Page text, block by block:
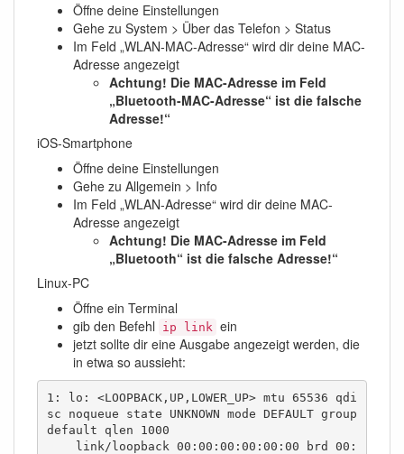
Öffne deine Einstellungen
Gehe zu System > Über das Telefon > Status
Im Feld „WLAN-MAC-Adresse“ wird dir deine MAC-
Adresse angezeigt
Achtung! Die MAC-Adresse im Feld
„Bluetooth-MAC-Adresse“ ist die falsche
Adresse!“
iOS-Smartphone
Öffne deine Einstellungen
Gehe zu Allgemein > Info
Im Feld „WLAN-Adresse“ wird dir deine MAC-
Adresse angezeigt
Achtung! Die MAC-Adresse im Feld
„Bluetooth“ ist die falsche Adresse!“
Linux-PC
Öffne ein Terminal
gib den Befehl
ip link ein
jetzt sollte dir eine Ausgabe angezeigt werden, die
in etwa so aussieht:
1: lo: <LOOPBACK,UP,LOWER_UP> mtu 65536 qdi
sc noqueue state UNKNOWN mode DEFAULT group
default qlen 1000